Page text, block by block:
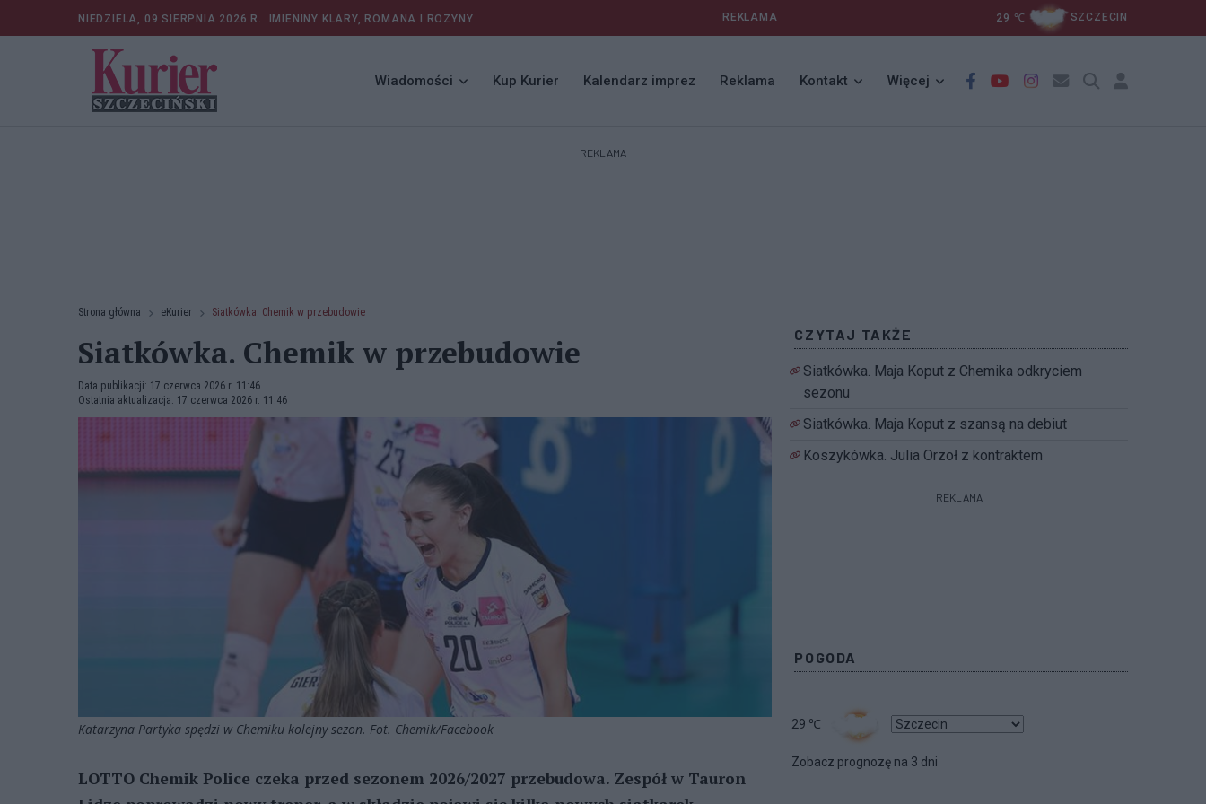
NIEDZIELA, 09 SIERPNIA 2026 R. IMIENINY KLARY, ROMANA I ROZYNY REKLAMA 29 ℃ SZCZECIN
Wiadomości Kup Kurier Kalendarz imprez Reklama Kontakt Więcej
REKLAMA
Strona główna eKurier Siatkówka. Chemik w przebudowie
Siatkówka. Chemik w przebudowie
Data publikacji: 17 czerwca 2026 r. 11:46
Ostatnia aktualizacja: 17 czerwca 2026 r. 11:46
Katarzyna Partyka spędzi w Chemiku kolejny sezon. Fot. Chemik/Facebook
LOTTO Chemik Police czeka przed sezonem 2026/2027 przebudowa. Zespół w Tauron
CZYTAJ TAKŻE
Siatkówka. Maja Koput z Chemika odkryciem
sezonu
Siatkówka. Maja Koput z szansą na debiut
Koszykówka. Julia Orzoł z kontraktem
REKLAMA
POGODA
29 ℃
Zobacz prognozę na 3 dni